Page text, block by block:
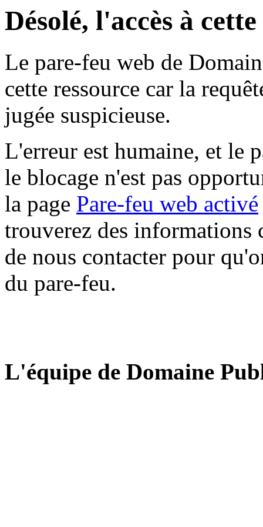
Désolé, l'accès à
Le pare-feu web de
cette ressource car la
jugée suspicieuse.
L'erreur est humaine, et le
le blocage n'est pas
la page Pare-feu web activé
trouverez des informations
de nous contacter pour
du pare-feu.
L'équipe de Domaine